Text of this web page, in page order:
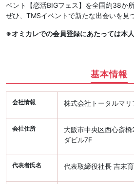
ベント【恋活BIGフェス】を全国約38か
ぜひ、TMSイベントで新たな出会いを見
※オミカレでの会員登録にあたっては本
基本情報
会社情報 株式会社トータルマリ
会社住所
大阪市中央区西心斎
ダビル7F
代表者氏名 代表取締役社長 吉末